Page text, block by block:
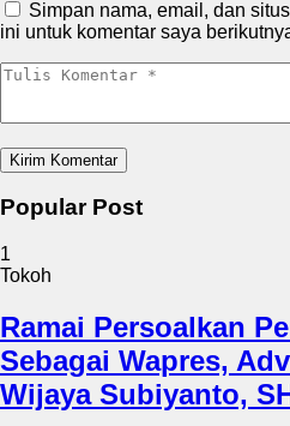
Simpan nama, email, dan
ini untuk komentar saya
Popular Post
1
Tokoh
Ramai Persoalkan
Sebagai Wapres,
Wijaya Subiyanto,